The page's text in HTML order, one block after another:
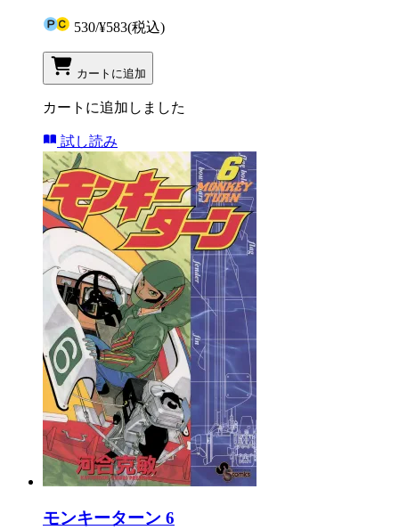
530/¥583(税込)
カートに追加
カートに追加しました
試し読み
モンキーターン 6